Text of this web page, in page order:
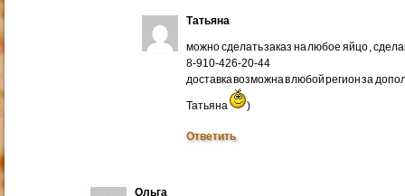
Татьяна
можно сделать заказ на любое яйцо ,
8-910-426-20-44
доставка возможна в любой регион за
Татьяна )
Ответить
Ольга